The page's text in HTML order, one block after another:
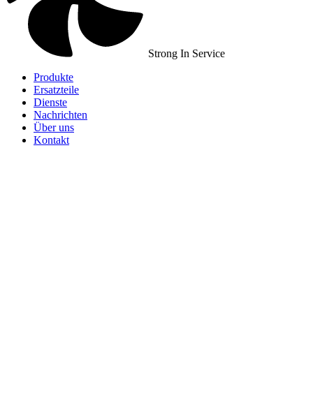
Strong In Service
Produkte
Ersatzteile
Dienste
Nachrichten
Über uns
Kontakt